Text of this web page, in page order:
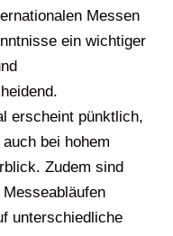
Messen
ein wichtiger
erscheint pünktlich,
bei hohem
Zudem sind
unterschiedliche